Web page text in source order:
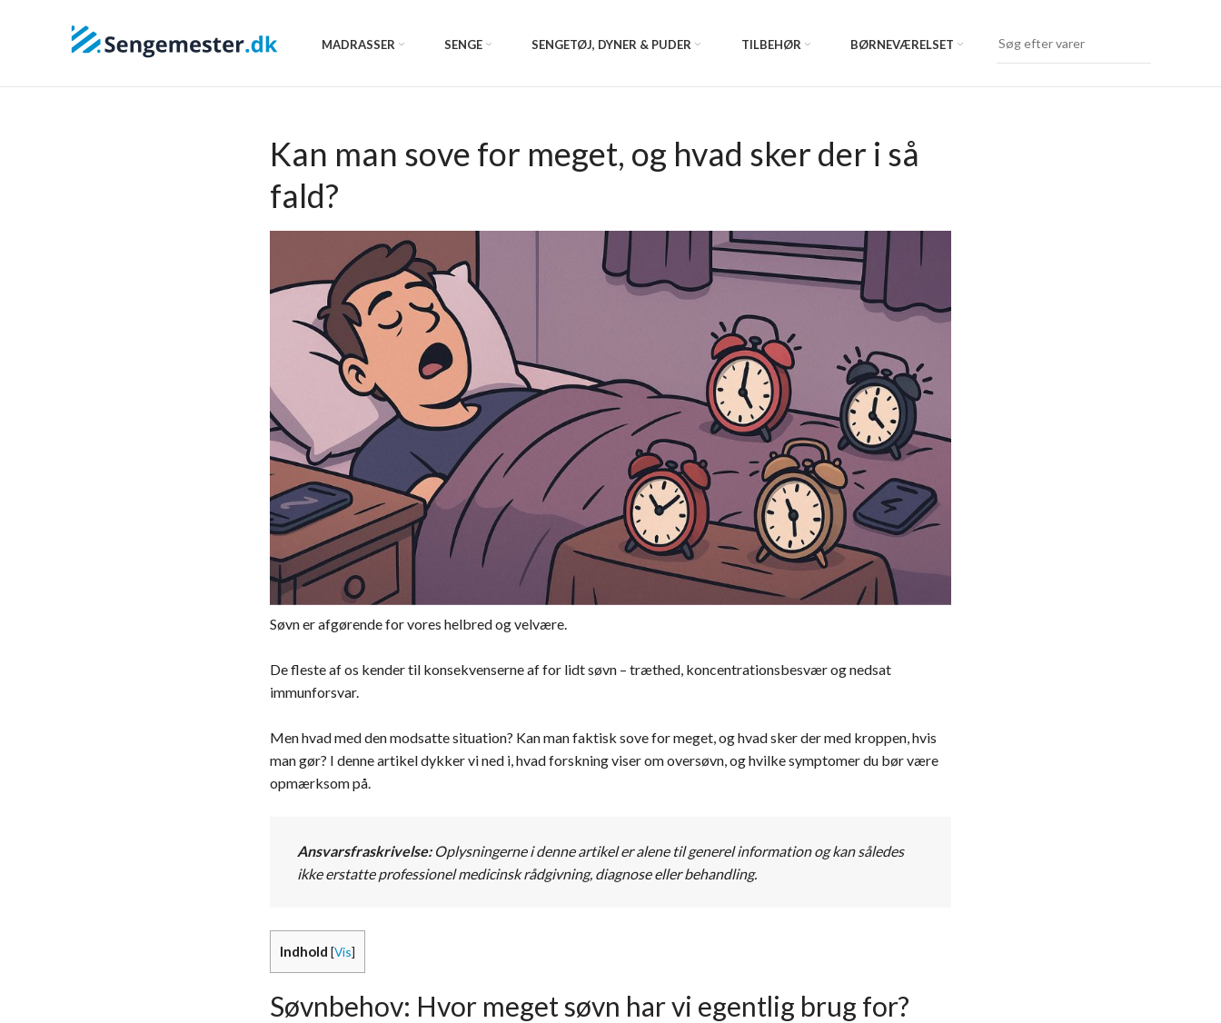
MADRASSER SENGE SENGETØJ, DYNER & PUDER TILBEHØR BØRNEVÆRELSET
Kan man sove for meget, og hvad sker der i så
fald?
Søvn er afgørende for vores helbred og velvære.
De fleste af os kender til konsekvenserne af for lidt søvn – træthed, koncentrationsbesvær og nedsat
immunforsvar.
Men hvad med den modsatte situation? Kan man faktisk sove for meget, og hvad sker der med kroppen, hvis
man gør? I denne artikel dykker vi ned i, hvad forskning viser om oversøvn, og hvilke symptomer du bør være
opmærksom på.
Ansvarsfraskrivelse:Oplysningerne i denne artikel er alene til generel information og kan således
ikke erstatte professionel medicinsk rådgivning, diagnose eller behandling.
Indhold [Vis]
Søvnbehov: Hvor meget søvn har vi egentlig brug for?